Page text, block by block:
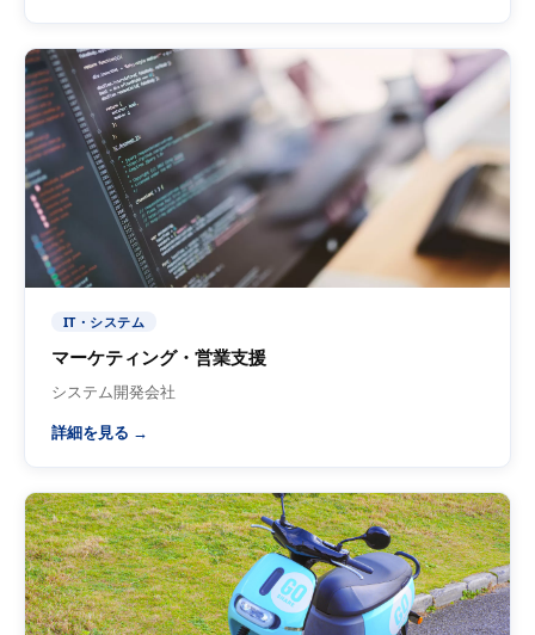
IT・システム
マーケティング・営業支援
システム開発会社
詳細を見る →